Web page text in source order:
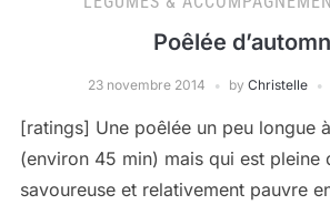
Poêlée
23 novembre 2014 by Christelle
[ratings] Une poêlée un peu longue
(environ 45 min) mais qui est pleine
savoureuse et relativement pauvre